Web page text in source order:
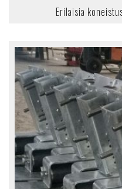
Erilaisia